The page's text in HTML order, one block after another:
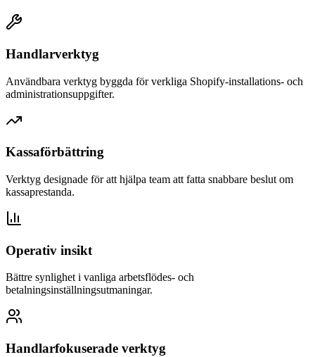
Handlarverktyg
Användbara verktyg byggda för verkliga Shopify-installations- och
administrationsuppgifter.
Kassaförbättring
Verktyg designade för att hjälpa team att fatta snabbare beslut om
kassaprestanda.
Operativ insikt
Bättre synlighet i vanliga arbetsflödes- och
betalningsinställningsutmaningar.
Handlarfokuserade verktyg